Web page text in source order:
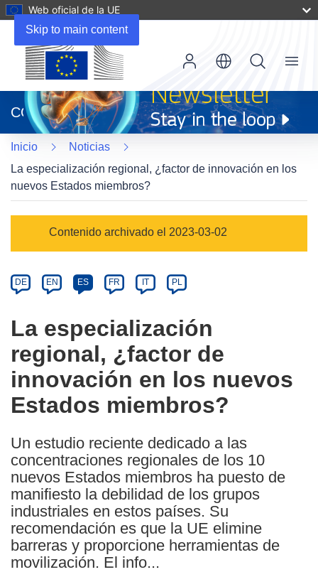
Skip to main content
Web oficial de la UE
abrirá
en
una
nueva
ventana)
CORDIS
Menu
Inicio
Noticias
La especialización regional, ¿factor de innovación en los
nuevos Estados miembros?
Category
Contenido archivado el 2023-03-02
Article
available
the
following
languages:
DE EN ES FR IT PL
La especialización
regional, ¿factor de
innovación en los nuevos
Estados miembros?
Un estudio reciente dedicado a las
concentraciones regionales de los 10
nuevos Estados miembros ha puesto de
manifiesto la debilidad de los grupos
industriales en estos países. Su
recomendación es que la UE elimine
barreras y proporcione herramientas de
movilización. El info...